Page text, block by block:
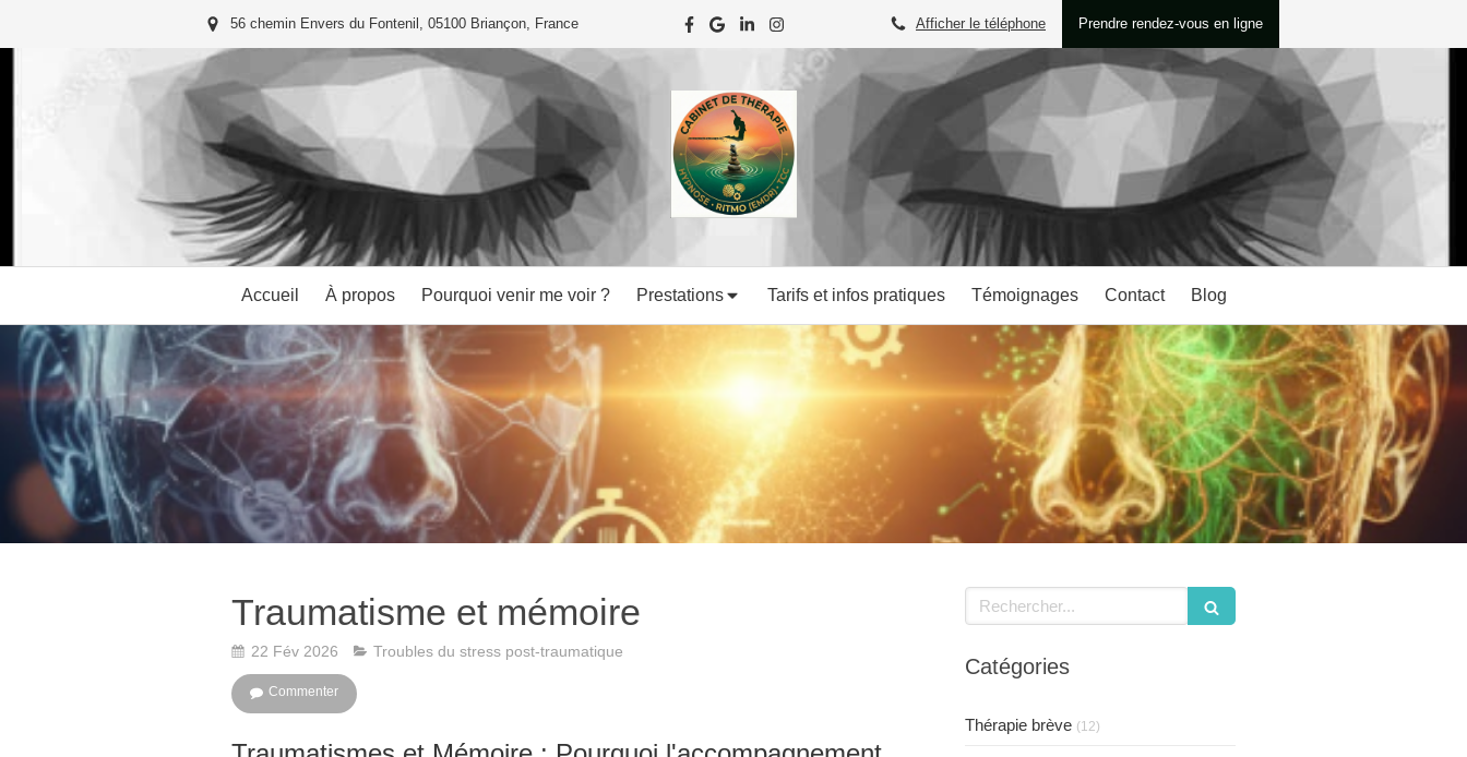
56 chemin Envers du Fontenil, 05100 Briançon, France Prendre rendez-vous en ligne
Afficher le téléphone
Accueil À propos Pourquoi venir me voir ? Prestations Tarifs et infos pratiques Témoignages Contact Blog
Traumatisme et mémoire
22 Fév 2026 Troubles du stress post-traumatique
Commenter
Rechercher
Catégories
Thérapie brève (12)